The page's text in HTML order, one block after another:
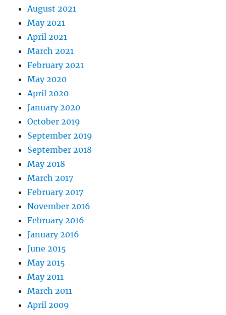
August 2021
May 2021
April 2021
March 2021
February 2021
May 2020
April 2020
January 2020
October 2019
September 2019
September 2018
May 2018
March 2017
February 2017
November 2016
February 2016
January 2016
June 2015
May 2015
May 2011
March 2011
April 2009